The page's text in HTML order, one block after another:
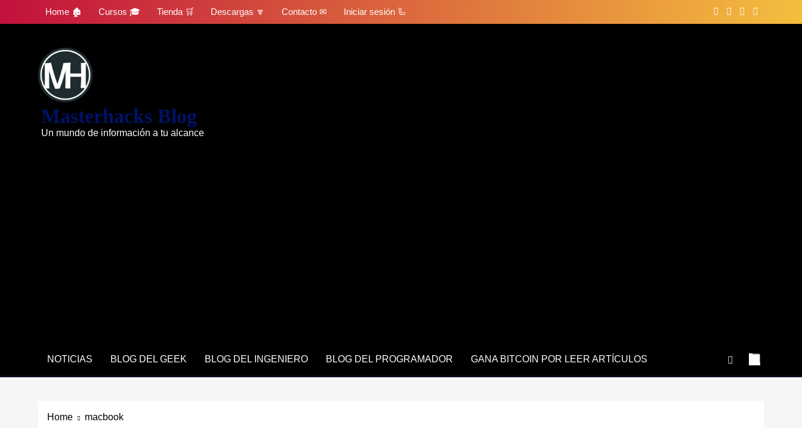
Home 🏚 Cursos 🎓 Tienda 🛒 Descargas 🔽 Contacto ✉ Iniciar sesión 🦾
Masterhacks Blog
Un mundo de información a tu alcance
NOTICIAS BLOG DEL GEEK BLOG DEL INGENIERO BLOG DEL PROGRAMADOR GANA BITCOIN POR LEER ARTÍCULOS
Home macbook